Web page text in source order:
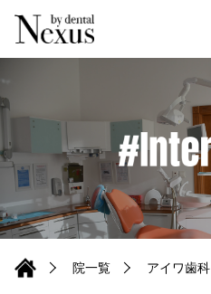
院一覧 アイワ歯科